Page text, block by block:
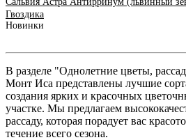
Гвоздика
Новинки
В разделе "Однолетние цветы,
Монт Иса представлены лучшие
создания ярких и красочных
участке. Мы предлагаем
рассаду, которая порадует вас
течение всего сезона.